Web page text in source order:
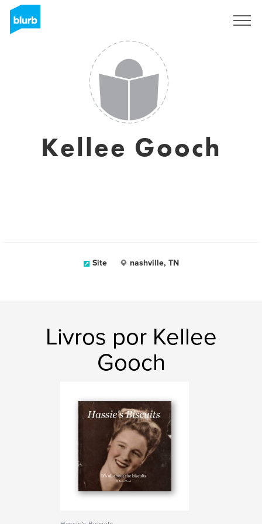
Kellee Gooch
Site nashville, TN
Livros por Kellee
Gooch